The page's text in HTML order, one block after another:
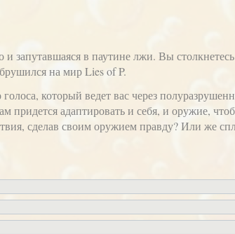
запутавшаяся в паутине лжи. Вы
на мир Lies of P.
который ведет вас через
придется адаптировать и себя, и оружие,
сделав своим оружием правду? Или же